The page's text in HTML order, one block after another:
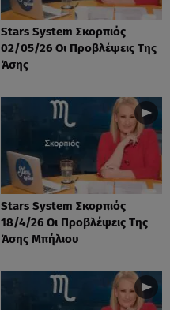
Stars System Σκορπιός
02/05/26 Οι Προβλέψεις Της
Άσης
Stars System Σκορπιός
18/4/26 Οι Προβλέψεις Της
Άσης Μπήλιου